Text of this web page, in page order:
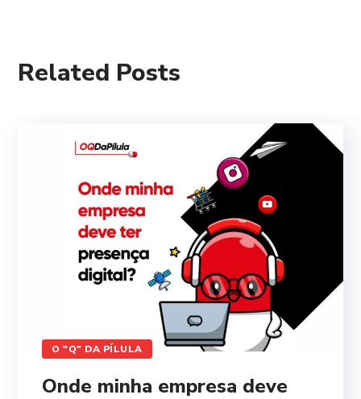
Related Posts
O "Q" DA PÍLULA
Onde minha empresa deve